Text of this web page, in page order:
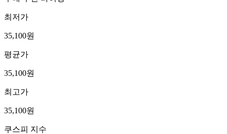
최저가
35,100원
평균가
35,100원
최고가
35,100원
쿠스피 지수